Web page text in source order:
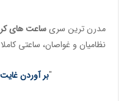
مدرن ترین سریساعت های
نظامیانو غواصان، ساعتی
"بر آوردن